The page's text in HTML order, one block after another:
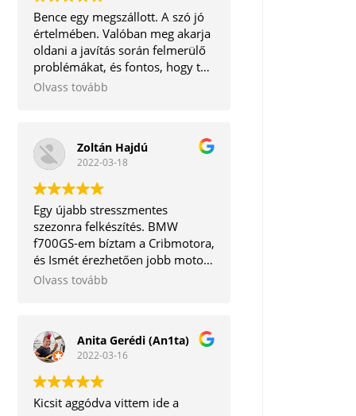
Bence egy megszállott. A szó jó
értelmében. Valóban meg akarja
oldani a javítás során felmerülő
problémákat, és fontos, hogy te,
mint ügyfél ne távozz tőle
Olvass tovább
Zoltán Hajdú
2022-03-18
Egy újabb stresszmentes
szezonra felkészítés. BMW
f700GS-em bíztam a Cribmotora,
és Ismét érezhetően jobb motort
kaptam vissza. A legjobb, hogy a
egyben minden törődést
megkapott egy helyen.
Köszönöm mégegyszer!
Olvass tovább
Anita Gerédi (An1ta)
2022-03-16
Kicsit aggódva vittem ide a